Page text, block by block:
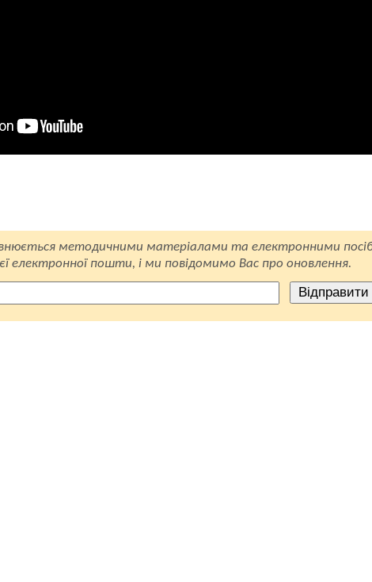
методичними матеріалами та електронними
електронної пошти, і ми повідомимо Вас про оновлення.
Відправити